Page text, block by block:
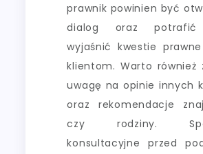
prawnik powinien być
dialog oraz potrafić
wyjaśnić kwestie
klientom. Warto również
uwagę na opinie innych
oraz rekomendacje
czy rodziny.
konsultacyjne przed